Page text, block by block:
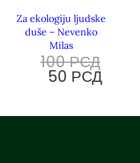
Za ekologiju ljudske
duše – Nevenko
Milas
100РСД
50 РСД